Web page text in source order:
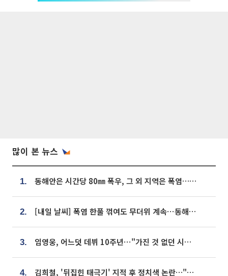
많이 본 뉴스
1. 동해안은 시간당 80㎜ 폭우, 그 외 지역은 폭염…‘극과 극 날씨’
2. [내일 날씨] 폭염 한풀 꺾여도 무더위 계속⋯동해안 이틀 연속 비
3. 임영웅, 어느덧 데뷔 10주년⋯"가진 것 없던 시절, 내 앞엔 20명의 팬뿐"
4. 김희철, '뒤집힌 태극기' 지적 후 정치색 논란…"좌우 떠나 우리나라 국기"